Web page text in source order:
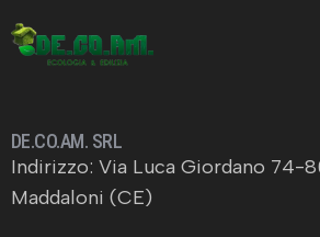
DE.CO.AM. SRL
Indirizzo: Via Luca Giordano 74-
Maddaloni (CE)